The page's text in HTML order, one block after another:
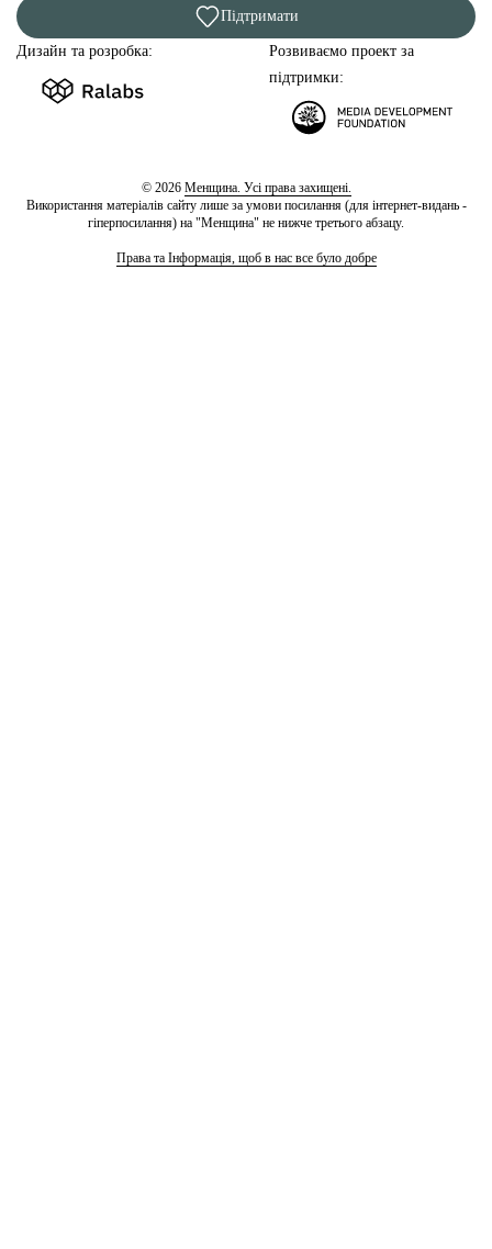
Підтримати
Дизайн та розробка:
Розвиваємо проект за
підтримки:
© 2026 Менщина. Усі права захищені.
Використання матеріалів сайту лише за умови посилання (для інтернет-видань -
гіперпосилання) на "Менщина" не нижче третього абзацу.
Права та Інформація, щоб в нас все було добре